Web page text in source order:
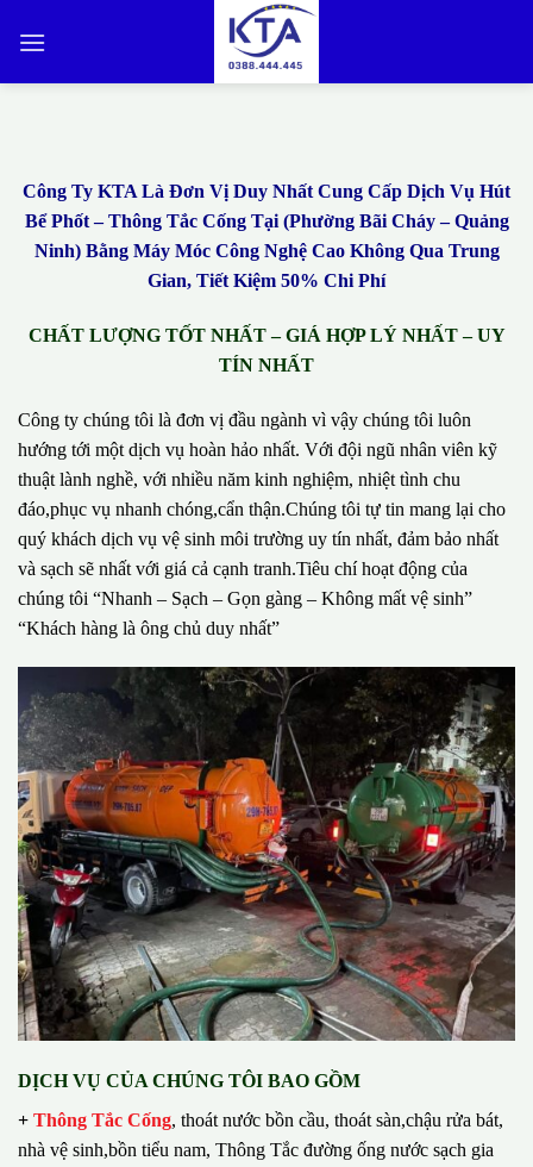
qua
Công Ty KTA Là Đơn Vị Duy Nhất Cung Cấp Dịch Vụ Hút
Bể Phốt – Thông Tắc Cống Tại (Phường Bãi Cháy – Quảng
Ninh) Bằng Máy Móc Công Nghệ Cao Không Qua Trung
Gian, Tiết Kiệm 50% Chi Phí
CHẤT LƯỢNG TỐT NHẤT – GIÁ HỢP LÝ NHẤT – UY
TÍN NHẤT
Công ty chúng tôi là đơn vị đầu ngành vì vậy chúng tôi luôn
hướng tới một dịch vụ hoàn hảo nhất. Với đội ngũ nhân viên kỹ
thuật lành nghề, với nhiều năm kinh nghiệm, nhiệt tình chu
đáo,phục vụ nhanh chóng,cẩn thận.Chúng tôi tự tin mang lại cho
quý khách dịch vụ vệ sinh môi trường uy tín nhất, đảm bảo nhất
và sạch sẽ nhất với giá cả cạnh tranh.Tiêu chí hoạt động của
chúng tôi “Nhanh – Sạch – Gọn gàng – Không mất vệ sinh”
“Khách hàng là ông chủ duy nhất”
DỊCH VỤ CỦA CHÚNG TÔI BAO GỒM
+ Thông Tắc Cống, thoát nước bồn cầu, thoát sàn,chậu rửa bát,
nhà vệ sinh,bồn tiểu nam, Thông Tắc đường ống nước sạch gia